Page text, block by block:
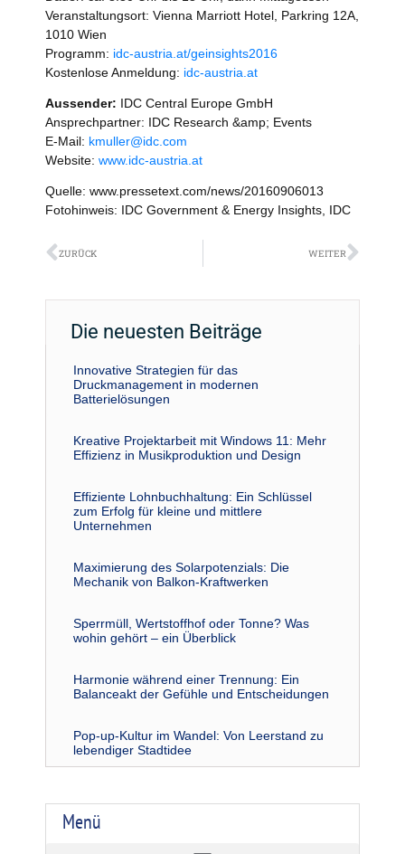
Veranstaltungsort: Vienna Marriott Hotel, Parkring 12A,
1010 Wien
Programm: idc-austria.at/geinsights2016
Kostenlose Anmeldung: idc-austria.at
Aussender: IDC Central Europe GmbH
Ansprechpartner: IDC Research &amp; Events
E-Mail: kmuller@idc.com
Website: www.idc-austria.at
Quelle: www.pressetext.com/news/20160906013
Fotohinweis: IDC Government & Energy Insights, IDC
Zurück
ZURÜCK WEITER
Die neuesten Beiträge
Innovative Strategien für das
Druckmanagement in modernen
Batterielösungen
Kreative Projektarbeit mit Windows 11: Mehr
Effizienz in Musikproduktion und Design
Effiziente Lohnbuchhaltung: Ein Schlüssel
zum Erfolg für kleine und mittlere
Unternehmen
Maximierung des Solarpotenzials: Die
Mechanik von Balkon-Kraftwerken
Sperrmüll, Wertstoffhof oder Tonne? Was
wohin gehört – ein Überblick
Harmonie während einer Trennung: Ein
Balanceakt der Gefühle und Entscheidungen
Pop-up-Kultur im Wandel: Von Leerstand zu
lebendiger Stadtidee
Menü